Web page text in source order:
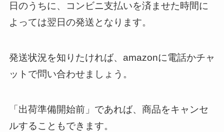
日のうちに、コンビニ支払いを済ませた時間に
よっては翌日の発送となります。
発送状況を知りたければ、amazonに電話かチャ
ットで問い合わせましょう。
「出荷準備開始前」であれば、商品をキャンセ
ルすることもできます。